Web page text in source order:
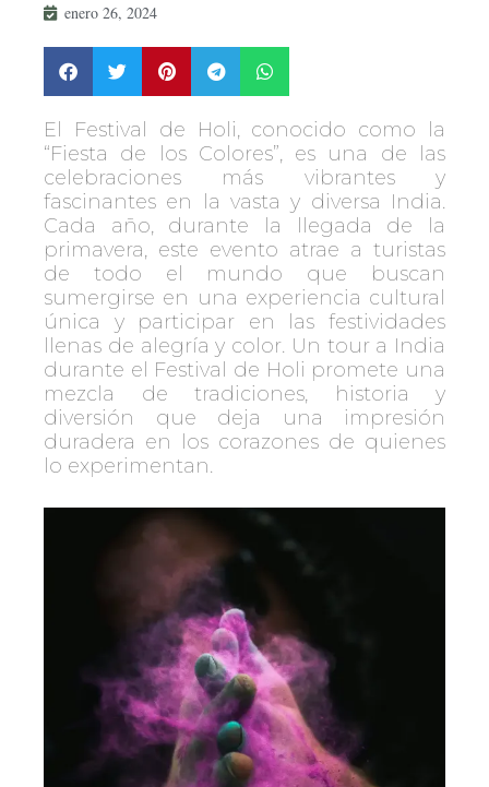
enero 26, 2024
El Festival de Holi, conocido como la
“Fiesta de los Colores”, es una de las
celebraciones más vibrantes y
fascinantes en la vasta y diversa India.
Cada año, durante la llegada de la
primavera, este evento atrae a turistas
de todo el mundo que buscan
sumergirse en una experiencia cultural
única y participar en las festividades
llenas de alegría y color. Un tour a India
durante el Festival de Holi promete una
mezcla de tradiciones, historia y
diversión que deja una impresión
duradera en los corazones de quienes
lo experimentan.